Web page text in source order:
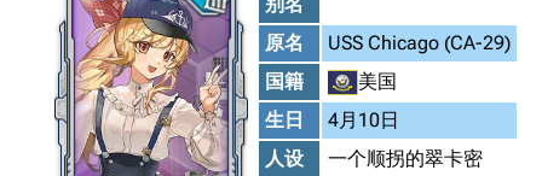
原名
USS Chicago (CA-29)
国籍
美国
生日
4月10日
人设
一个顺拐的翠卡密